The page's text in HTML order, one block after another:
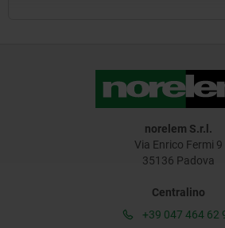
norelem S.r.l.
Via Enrico Fermi 9
35136 Padova
Centralino
+39 047 464 62